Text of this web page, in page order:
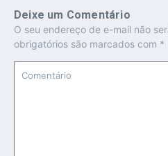
Deixe um Comentário
O seu endereço de e-mail não
obrigatórios são marcados com *